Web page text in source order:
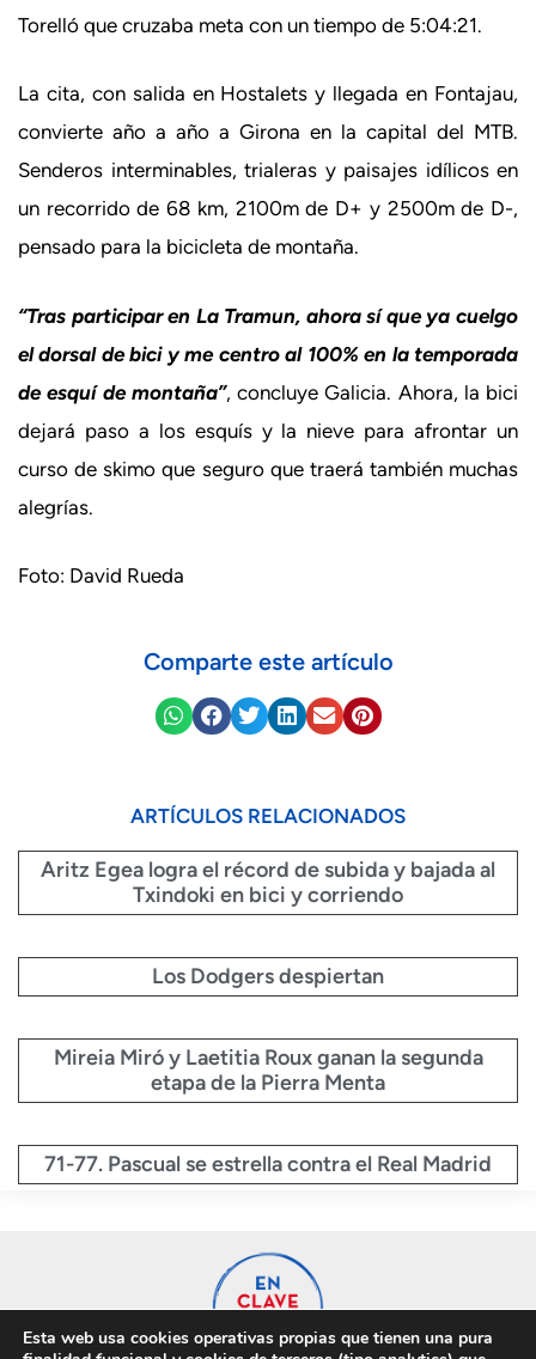
Torelló que cruzaba meta con un tiempo de 5:04:21.
La cita, con salida en Hostalets y llegada en Fontajau,
convierte año a año a Girona en la capital del MTB.
Senderos interminables, trialeras y paisajes idílicos en
un recorrido de 68 km, 2100m de D+ y 2500m de D-,
pensado para la bicicleta de montaña.
“Tras participar en La Tramun, ahora sí que ya cuelgo
el dorsal de bici y me centro al 100% en la temporada
de esquí de montaña”, concluye Galicia. Ahora, la bici
dejará paso a los esquís y la nieve para afrontar un
curso de skimo que seguro que traerá también muchas
alegrías.
Foto: David Rueda
Comparte este artículo
ARTÍCULOS RELACIONADOS
Aritz Egea logra el récord de subida y bajada al
Txindoki en bici y corriendo
Los Dodgers despiertan
Mireia Miró y Laetitia Roux ganan la segunda
etapa de la Pierra Menta
71-77. Pascual se estrella contra el Real Madrid
Esta web usa cookies operativas propias que tienen una pura